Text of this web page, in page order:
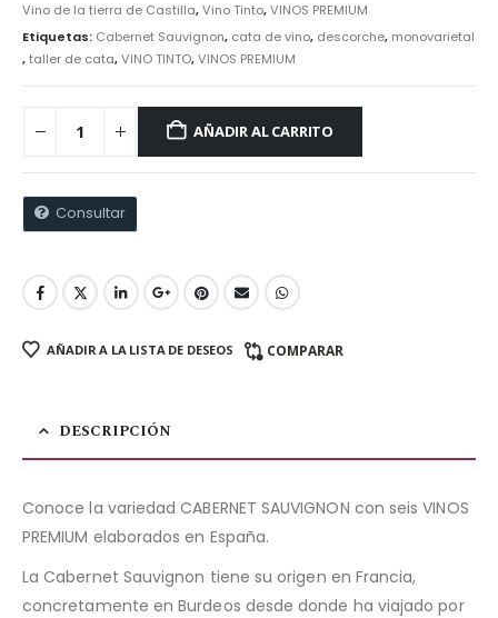
Vino de la tierra de Castilla,Vino Tinto,VINOS PREMIUM
Etiquetas: Cabernet Sauvignon, cata de vino, descorche, monovarietal
,taller de cata,VINO TINTO,VINOS PREMIUM
AÑADIR AL CARRITO
Consultar
AÑADIR A LA LISTA DE DESEOS COMPARAR
DESCRIPCIÓN
Conoce la variedad CABERNET SAUVIGNON con seis VINOS
PREMIUM elaborados en España.
La Cabernet Sauvignon tiene su origen en Francia,
concretamente en Burdeos desde donde ha viajado por